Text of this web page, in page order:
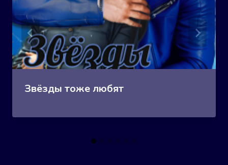
Звёзды тоже любят